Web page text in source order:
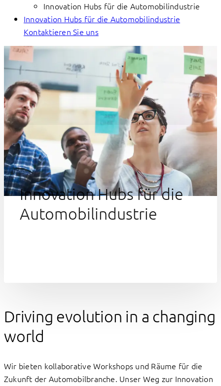
Innovation Hubs für die Automobilindustrie
Innovation Hubs für die Automobilindustrie
Kontaktieren Sie uns
Innovation Hubs für die
Automobilindustrie
Driving evolution in a changing
world
Wir bieten kollaborative Workshops und Räume für die
Zukunft der Automobilbranche. Unser Weg zur Innovation